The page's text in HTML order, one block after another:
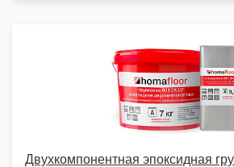
Двухкомпонентная эпоксидная